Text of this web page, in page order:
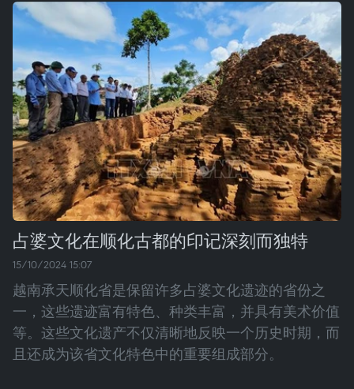
占婆文化在顺化古都的印记深刻而独特
15/10/2024 15:07
越南承天顺化省是保留许多占婆文化遗迹的省份之
一，这些遗迹富有特色、种类丰富，并具有美术价值
等。这些文化遗产不仅清晰地反映一个历史时期，而
且还成为该省文化特色中的重要组成部分。